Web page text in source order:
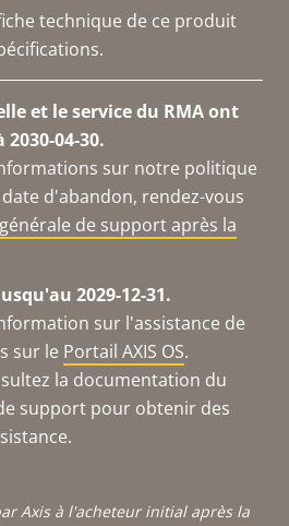
technique de ce produit
et le service du RMA ont
04-30.
sur notre politique
d'abandon, rendez-vous
de support après la
2029-12-31.
sur l'assistance de
sur le Portail AXIS OS.
la documentation du
support pour obtenir des
Axis à l'acheteur initial après la